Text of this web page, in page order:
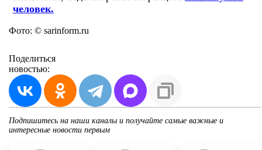
человек.
Фото: © sarinform.ru
Поделиться
новостью:
Подпишитесь на наши каналы и получайте самые важные и
интересные новости первым